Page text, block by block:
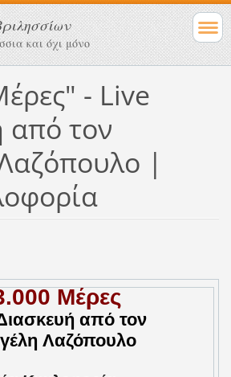
και όχι μόνο
- Live
από τον
|
Μέρες
από τον
Λαζόπουλο